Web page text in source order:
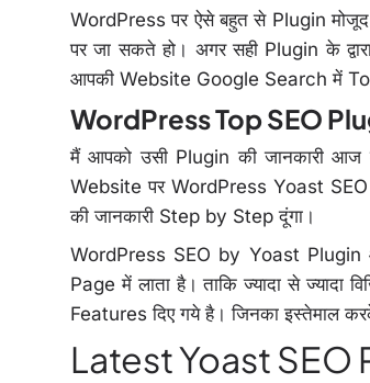
WordPress पर ऐसे बहुत से Plugin
पर जा सकते हो। अगर सही Plugin के
आपकी Website Google Search में
WordPress Top SEO
मैं आपको उसी Plugin की जानकारी
Website पर WordPress Yoast
की जानकारी Step by Step दूंगा।
WordPress SEO by Yoast
Page में लाता है। ताकि ज्यादा से
Features दिए गये है। जिनका इस्तेमाल
Latest Yoast SEO